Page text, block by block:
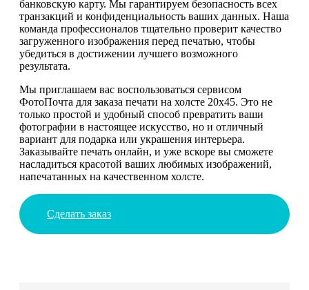
банковскую карту. Мы гарантируем безопасность всех
транзакций и конфиденциальность ваших данных. Наша
команда профессионалов тщательно проверит качество
загруженного изображения перед печатью, чтобы
убедиться в достижении лучшего возможного
результата.
Мы приглашаем вас воспользоваться сервисом
ФотоПочта для заказа печати на холсте 20х45. Это не
только простой и удобный способ превратить ваши
фотографии в настоящее искусство, но и отличный
вариант для подарка или украшения интерьера.
Заказывайте печать онлайн, и уже вскоре вы сможете
насладиться красотой ваших любимых изображений,
напечатанных на качественном холсте.
Сделать заказ